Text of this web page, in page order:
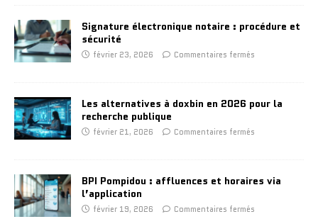
Signature électronique notaire : procédure et
sécurité
février 23, 2026 Commentaires fermés
Les alternatives à doxbin en 2026 pour la
recherche publique
février 21, 2026 Commentaires fermés
BPI Pompidou : affluences et horaires via
l’application
février 19, 2026 Commentaires fermés